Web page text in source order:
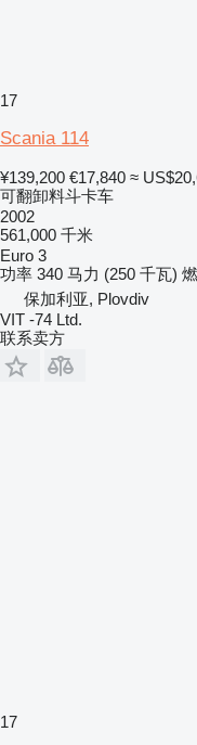
17
Scania 114
¥139,200 €17,840 ≈
可翻卸料斗卡车
2002
561,000 千米
Euro 3
功率 340 马力 (250 千瓦)
保加利亚, Plovdiv
VIT -74 Ltd.
联系卖方
17